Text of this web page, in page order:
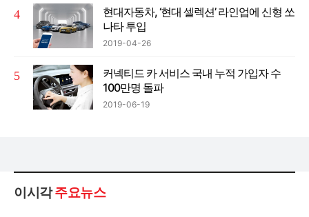
현대자동차, ‘현대 셀렉션’ 라인업에 신형 쏘
나타 투입
2019-04-26
커넥티드 카 서비스 국내 누적 가입자 수
100만명 돌파
2019-06-19
이시각주요뉴스